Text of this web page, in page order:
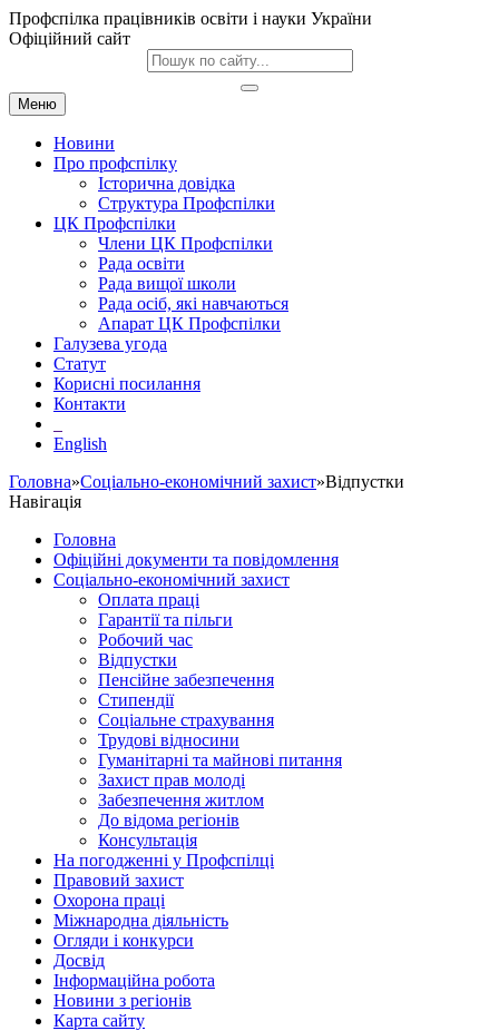
Профспілка працівників освіти і науки України
Офіційний сайт
Меню
Новини
Про профспілку
Історична довідка
Структура Профспілки
ЦК Профспілки
Члени ЦК Профспілки
Рада освіти
Рада вищої школи
Рада осіб, які навчаються
Апарат ЦК Профспілки
Галузева угода
Статут
Корисні посилання
Контакти
English
Головна»Соціально-економічний захист»Відпустки
Навігація
Головна
Офіційні документи та повідомлення
Соціально-економічний захист
Оплата праці
Гарантії та пільги
Робочий час
Відпустки
Пенсійне забезпечення
Стипендії
Соціальне страхування
Трудові відносини
Гуманітарні та майнові питання
Захист прав молоді
Забезпечення житлом
До відома регіонів
Консультація
На погодженні у Профспілці
Правовий захист
Охорона праці
Міжнародна діяльність
Огляди і конкурси
Досвід
Інформаційна робота
Новини з регіонів
Карта сайту